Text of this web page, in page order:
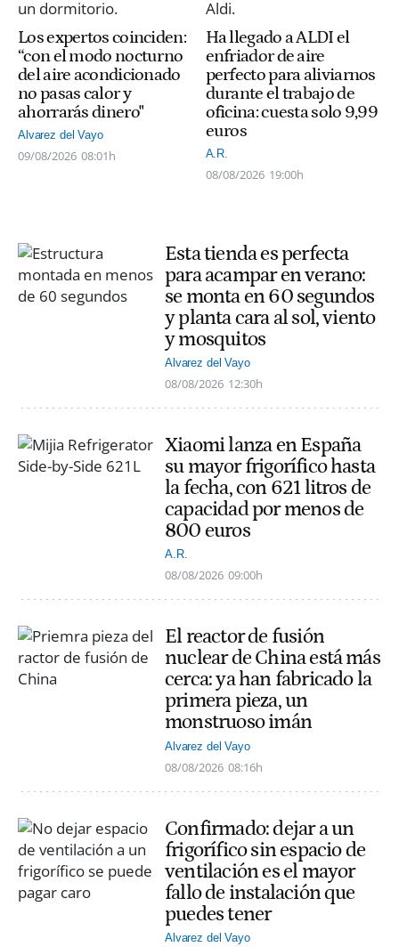
Los expertos coinciden:
“con el modo nocturno
del aire acondicionado
no pasas calor y
ahorrarás dinero"
Alvarez del Vayo
09/08/2026 08:01h
Ha llegado a ALDI el
enfriador de aire
perfecto para aliviarnos
durante el trabajo de
oficina: cuesta solo 9,99
euros
A.R.
08/08/2026 19:00h
Esta tienda es perfecta
para acampar en verano:
se monta en 60 segundos
y planta cara al sol, viento
y mosquitos
Alvarez del Vayo
08/08/2026 12:30h
Xiaomi lanza en España
su mayor frigorífico hasta
la fecha, con 621 litros de
capacidad por menos de
800 euros
A.R.
08/08/2026 09:00h
El reactor de fusión
nuclear de China está más
cerca: ya han fabricado la
primera pieza, un
monstruoso imán
Alvarez del Vayo
08/08/2026 08:16h
Confirmado: dejar a un
frigorífico sin espacio de
ventilación es el mayor
fallo de instalación que
puedes tener
Alvarez del Vayo